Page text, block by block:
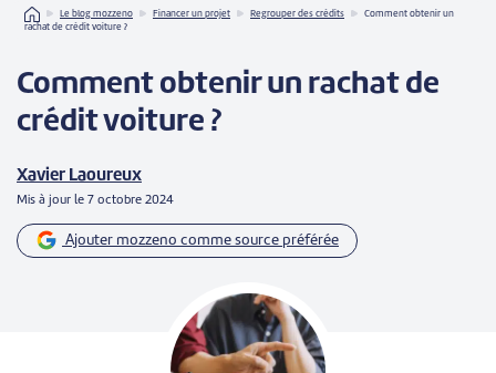
Home
Le blog mozzeno Financer un projet Regrouper des crédits
Comment obtenir un
rachat de crédit voiture ?
Comment obtenir un rachat de
crédit voiture ?
Xavier Laoureux
Mis à jour le 7 octobre 2024
Ajouter mozzeno comme source préférée